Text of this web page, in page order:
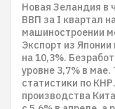
Новая Зеландия в
ВВП за I квартал
машиностроении
Экспорт из Японии
на 10,3%.
уровне 3,7% в
статистики по
производства